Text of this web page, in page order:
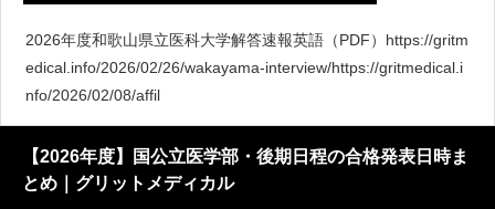
2026年度和歌山県立医科大学解答速報英語（PDF）https://gritm
edical.info/2026/02/26/wakayama-interview/https://gritmedical.i
nfo/2026/02/08/affil
【2026年度】国公立医学部・後期日程の合格発表日時ま
とめ｜グリットメディカル